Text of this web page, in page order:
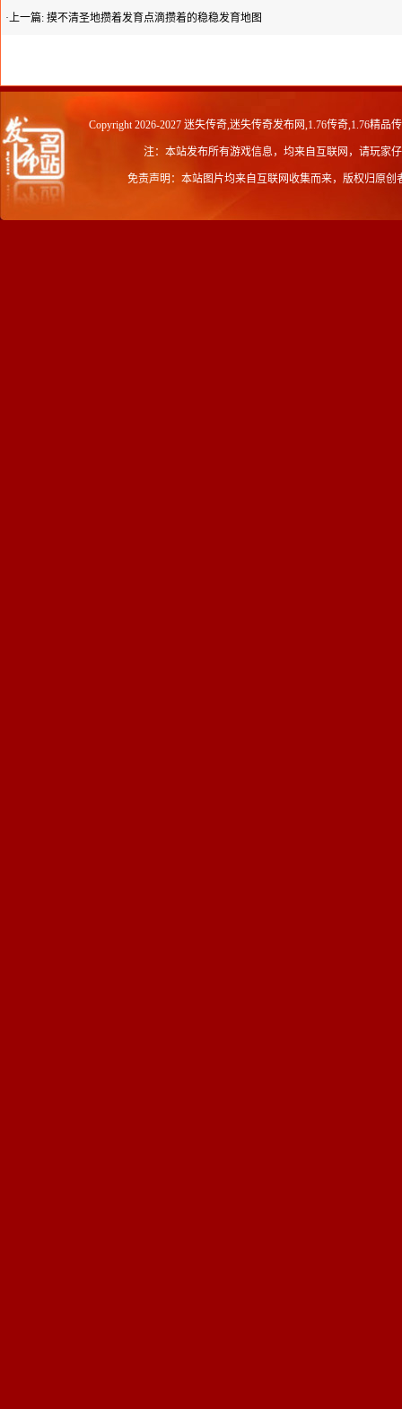
·上一篇: 摸不清圣地攒着发育点滴攒着的稳稳发育地图
Copyright 2026-2027 迷失传奇,迷失传奇发布网,1.76传奇,1.76精品
注：本站发布所有游戏信息，均来自互联网，请玩家
免责声明：本站图片均来自互联网收集而来，版权归原